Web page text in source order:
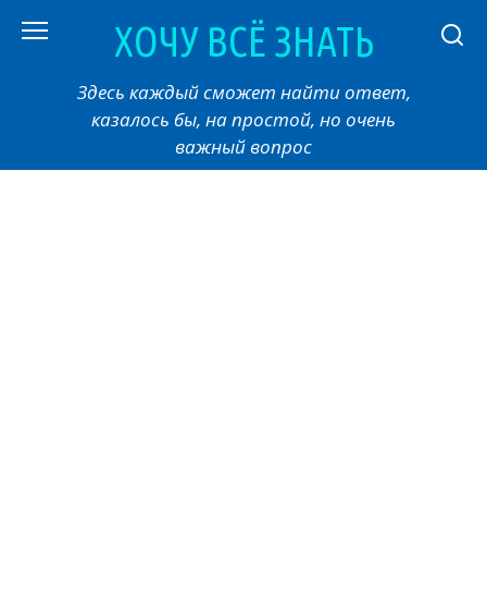
ХОЧУ ВСЁ ЗНАТЬ
Здесь каждый сможет найти ответ,
казалось бы, на простой, но очень
важный вопрос